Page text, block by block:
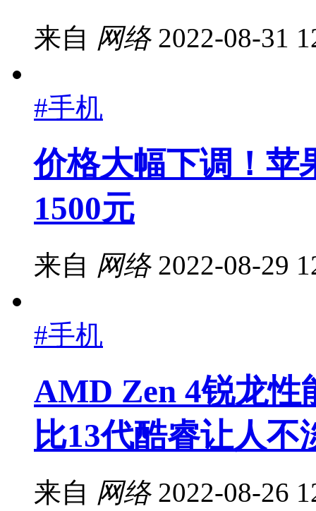
来自 网络 2022-08-31
#手机
价格大幅下调！苹
1500元
来自 网络 2022-08-29
#手机
AMD Zen 4锐龙性
比13代酷睿让人不
来自 网络 2022-08-26